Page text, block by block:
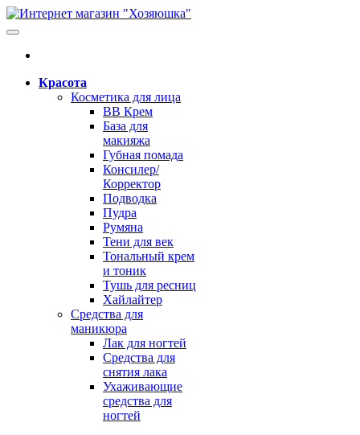
Красота
Косметика для лица
BB Крем
База для
макияжа
Губная помада
Консилер/
Корректор
Подводка
Пудра
Румяна
Тени для век
Тональный крем
и тоник
Тушь для ресниц
Хайлайтер
Средства для
маникюра
Лак для ногтей
Средства для
снятия лака
Ухаживающие
средства для
ногтей